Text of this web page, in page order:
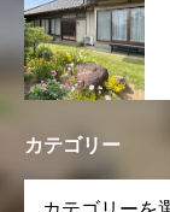
カテゴリー